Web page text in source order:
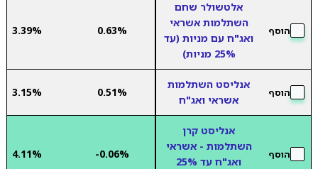
הוסף
אלטשולר שחם
השתלמות אשראי
ואג"ח עם מניות (עד
25% מניות)
0.63%
3.39%
הוסף
אנליסט השתלמות
אשראי ואג"ח
0.51%
3.15%
הוסף
אנליסט קרן
השתלמות - אשראי
ואג"ח עד 25%
-0.06%
4.11%